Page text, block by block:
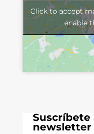
Click to accept
enable
Suscríbete
newsletter